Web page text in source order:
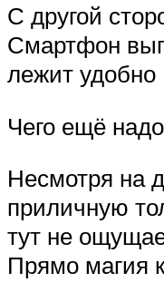
С другой
Смартфон
лежит удобно
Чего ещё
Несмотря на
приличную
тут не
Прямо магия